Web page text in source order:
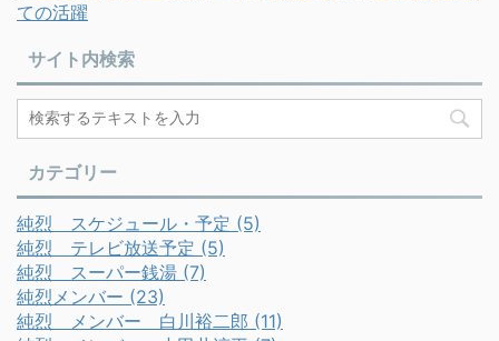
ての活躍
サイト内検索
カテゴリー
純烈 スケジュール・予定 (5)
純烈 テレビ放送予定 (5)
純烈 スーパー銭湯 (7)
純烈メンバー (23)
純烈 メンバー 白川裕二郎 (11)